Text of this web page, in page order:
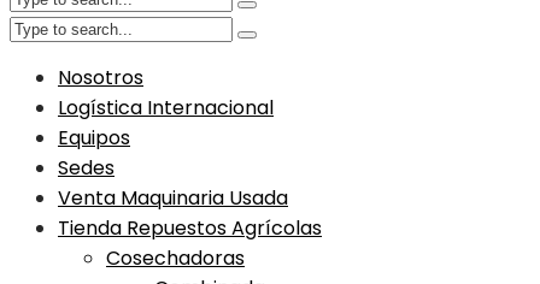
Nosotros
Logística Internacional
Equipos
Sedes
Venta Maquinaria Usada
Tienda Repuestos Agrícolas
Cosechadoras